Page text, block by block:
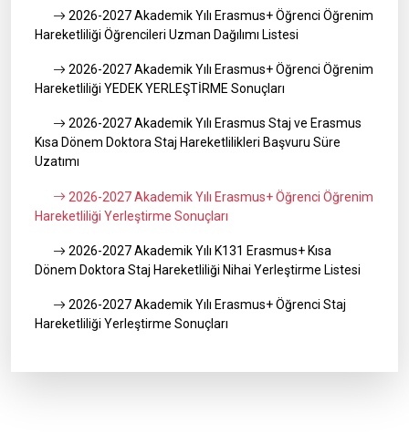
2026-2027 Akademik Yılı Erasmus+ Öğrenci Öğrenim
Hareketliliği Öğrencileri Uzman Dağılımı Listesi
2026-2027 Akademik Yılı Erasmus+ Öğrenci Öğrenim
Hareketliliği YEDEK YERLEŞTİRME Sonuçları
2026-2027 Akademik Yılı Erasmus Staj ve Erasmus
Kısa Dönem Doktora Staj Hareketlilikleri Başvuru Süre
Uzatımı
2026-2027 Akademik Yılı Erasmus+ Öğrenci Öğrenim
Hareketliliği Yerleştirme Sonuçları
2026-2027 Akademik Yılı K131 Erasmus+ Kısa
Dönem Doktora Staj Hareketliliği Nihai Yerleştirme Listesi
2026-2027 Akademik Yılı Erasmus+ Öğrenci Staj
Hareketliliği Yerleştirme Sonuçları